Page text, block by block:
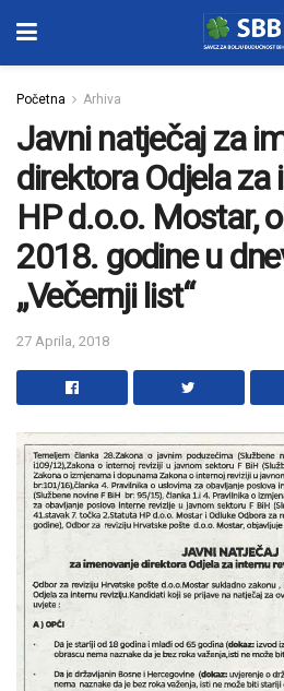
Početna Arhiva
Javni natječaj za
direktora Odjela za
HP d.o.o. Mostar,
2018. godine u
„Večernji list“
27 Aprila, 2018